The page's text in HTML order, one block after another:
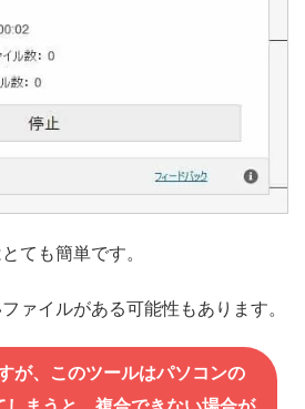
ても簡単です。
ァイルがある可能性もあります。
が、このツールはパソコンの